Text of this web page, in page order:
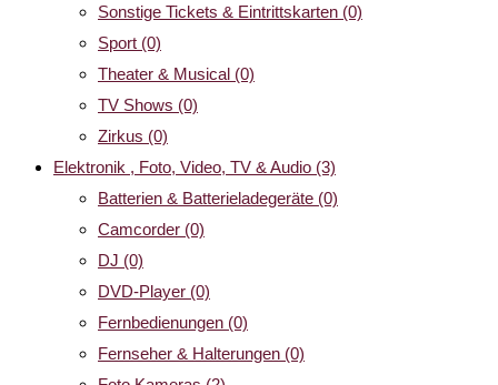
Sonstige Tickets & Eintrittskarten (0)
Sport (0)
Theater & Musical (0)
TV Shows (0)
Zirkus (0)
Elektronik , Foto, Video, TV & Audio (3)
Batterien & Batterieladegeräte (0)
Camcorder (0)
DJ (0)
DVD-Player (0)
Fernbedienungen (0)
Fernseher & Halterungen (0)